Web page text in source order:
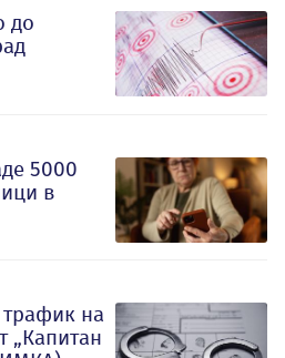
до
5000
в
на
„Капитан